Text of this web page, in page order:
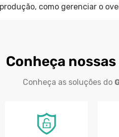
como gerenciar o
Conheça
Conheça as soluções do